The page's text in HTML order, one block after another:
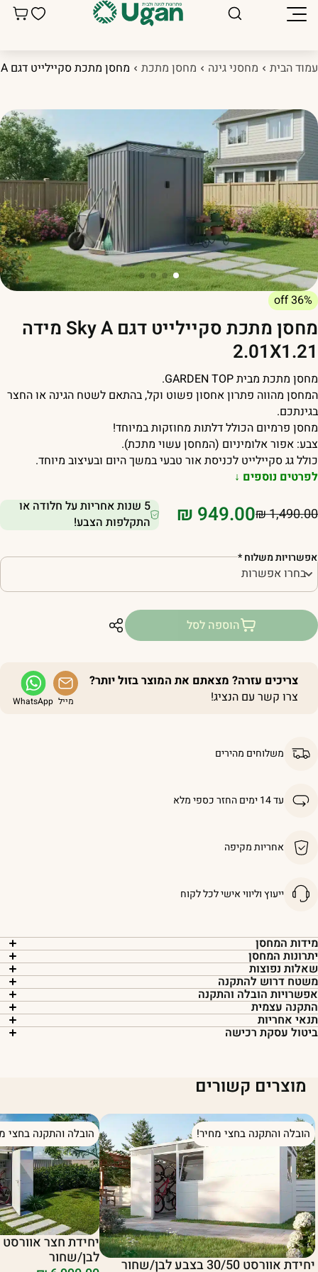
הבית מחסני גינה מחסן מתכת מחסן מתכת סקיילייט דגם Sky A מידה 2.01X1.21
36% off
מחסן מתכת סקיילייט דגם Sky A מידה
5 שנות אחריות על חלודה או
התקלפות הצבע!
₪
₪ 949.00
מתכת מבית GARDEN TOP
.
מהווה פתרון אחסון פשוט וקל, בהתאם לשטח הגינה או החצר
פרמיום הכולל דלתות מחוזקות במיוחד!
אפור אלומיניום (המחסן עשוי מתכת).
גג סקיילייט לכניסת אור טבעי במשך היום ובעיצוב מיוחד.
נוספים ↓
משלוח*
הוספה לסל
צריכים עזרה? מצאתם את המוצר בזול יותר?
צרו קשר עם הנציג!
מייל WhatsApp
משלוחים מהירים
עד 14 ימים החזר כספי מלא
אחריות מקיפה
ייעוץ וליווי אישי לכל לקוח
המחסן
המחסן
נפוצות
דרוש להתקנה
הובלה והתקנה
עצמית
אחריות
עסקת רכישה
מוצרים קשורים
הובלה והתקנה בחצי מחיר!
יחידת אוורסט 30/50 בצבע לבן/שחור
הובלה והתקנה בחצי
לבן/שחור